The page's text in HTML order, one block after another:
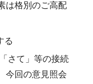
は格別のご高配
る
さて」等の接続
今回の意見照会